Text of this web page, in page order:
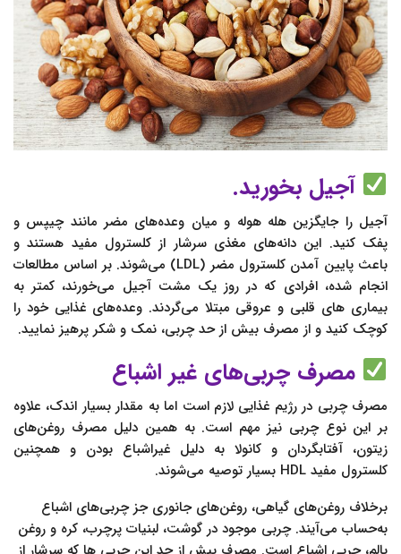
آجیل بخورید.
آجیل را جایگزین هله‌ هوله و میان وعده‌های مضر مانند چیپس و
پفک کنید. این دانه‌های مغذی سرشار از کلسترول مفید هستند و
باعث پایین آمدن کلسترول مضر (LDL) می‌شوند. بر اساس مطالعات
انجام شده، افرادی که در روز یک‌ مشت آجیل می‌خورند، کمتر به
بیماری‌ های قلبی و عروقی مبتلا می‌گردند. وعده‌های غذایی خود را
کوچک کنید و از مصرف بیش‌ از حد چربی، نمک و شکر پرهیز نمایید.
مصرف چربی‌های غیر اشباع
مصرف چربی در رژیم غذایی لازم است اما به مقدار بسیار اندک، علاوه
بر این نوع چربی نیز مهم است. به همین دلیل مصرف روغن‌های
زیتون، آفتابگردان و کانولا به دلیل غیراشباع بودن و همچنین
کلسترول مفید HDL بسیار توصیه می‌شوند.
برخلاف روغن‌های گیاهی، روغن‌های جانوری جز چربی‌های اشباع
به‌حساب می‌آیند. چربی موجود در گوشت، لبنیات پرچرب، کره و روغن